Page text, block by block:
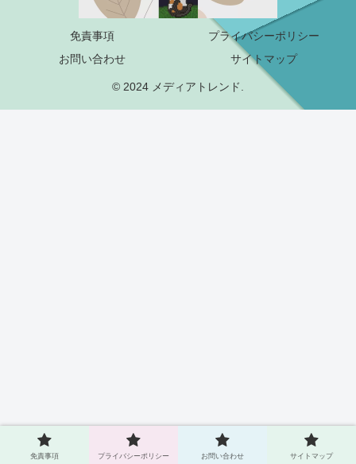
免責事項
プライバシーポリシー
お問い合わせ
サイトマップ
© 2024 メディアトレンド.
免責事項 プライバシーポリシー お問い合わせ サイトマップ